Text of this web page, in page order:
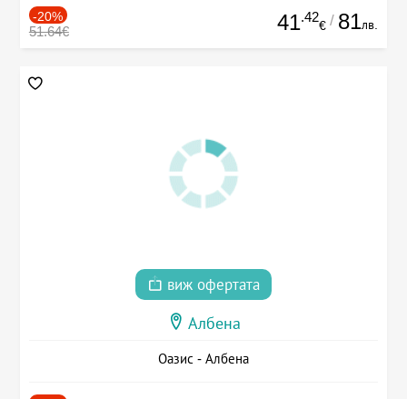
-20%
51.64€ 41.42
€ / 81лв.
виж офертата
Албена
Оазис - Албена